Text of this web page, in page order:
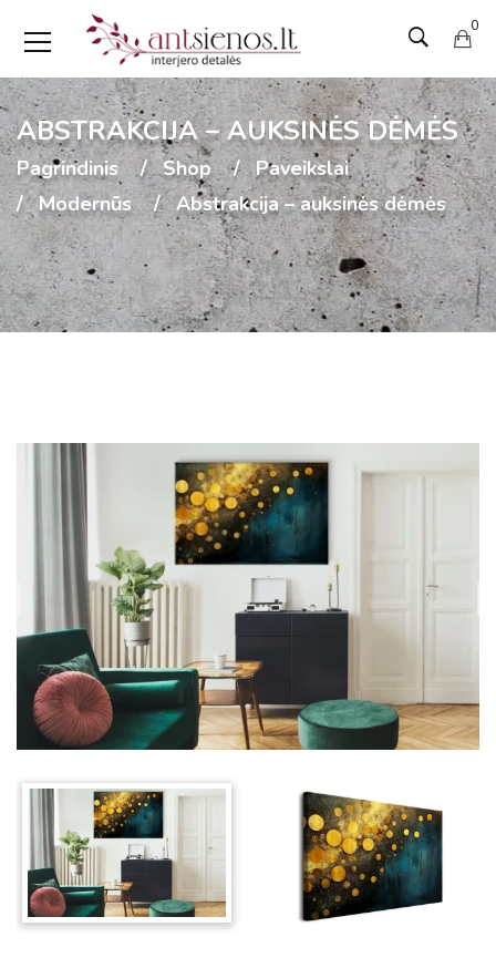
0
ABSTRAKCIJA – AUKSINĖS DĖMĖS
Pagrindinis Shop
Paveikslai
Modernūs
Abstrakcija – auksinės dėmės